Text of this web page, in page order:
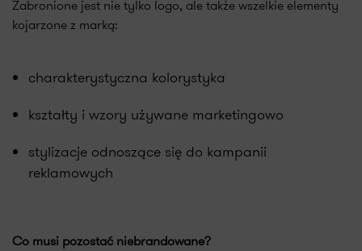
Zabronione jest nie tylko logo, ale także wszelkie elementy
kojarzone z marką:
charakterystyczna kolorystyka
kształty i wzory używane marketingowo
stylizacje odnoszące się do kampanii
reklamowych
Co musi pozostać niebrandowane?